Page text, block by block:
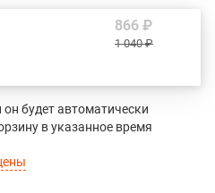
866 ₽
1 040 ₽
он будет автоматически
в указанное время